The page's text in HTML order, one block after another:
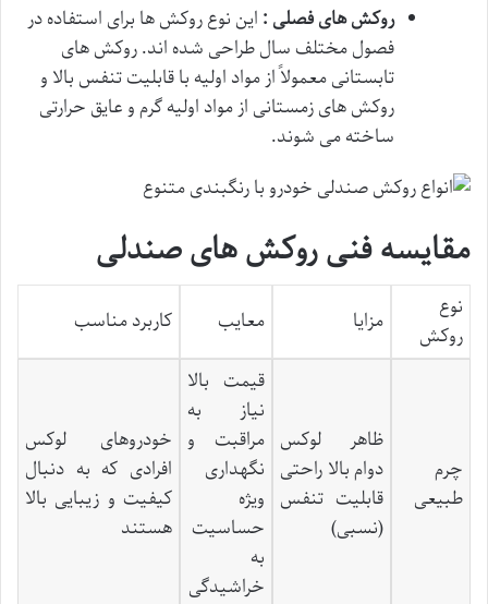
روکش های فصلی : این نوع روکش ها برای استفاده در
فصول مختلف سال طراحی شده اند. روکش های
تابستانی معمولاً از مواد اولیه با قابلیت تنفس بالا و
روکش های زمستانی از مواد اولیه گرم و عایق حرارتی
ساخته می شوند.
مقایسه فنی روکش های صندلی
نوع
روکش
مزایا معایب کاربرد مناسب
چرم
طبیعی
ظاهر لوکس
دوام بالا راحتی
قابلیت تنفس
(نسبی)
قیمت بالا
نیاز به
مراقبت و
نگهداری
ویژه
حساسیت
به
خراشیدگی
خودروهای لوکس
افرادی که به دنبال
کیفیت و زیبایی بالا
هستند